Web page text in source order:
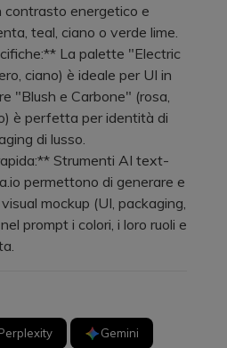
contrasto energetico e
teal, ciano o verde lime.
La palette "Electric
ciano) è ideale per UI in
"Blush e Carbone" (rosa,
è perfetta per identità di
di lusso.
Strumenti AI text-
permettono di generare e
mockup (UI, packaging,
prompt i colori, i loro ruoli e
Gemini